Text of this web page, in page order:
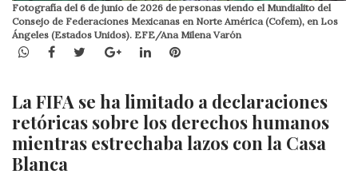
Fotografía del 6 de junio de 2026 de personas viendo el Mundialito del
Consejo de Federaciones Mexicanas en Norte América (Cofem), en Los
Ángeles (Estados Unidos). EFE/Ana Milena Varón
WhatsApp
Facebook
TwitterGoogle+LinkedInPinterest
La FIFA se ha limitado a declaraciones
retóricas sobre los derechos humanos
mientras estrechaba lazos con la Casa
Blanca